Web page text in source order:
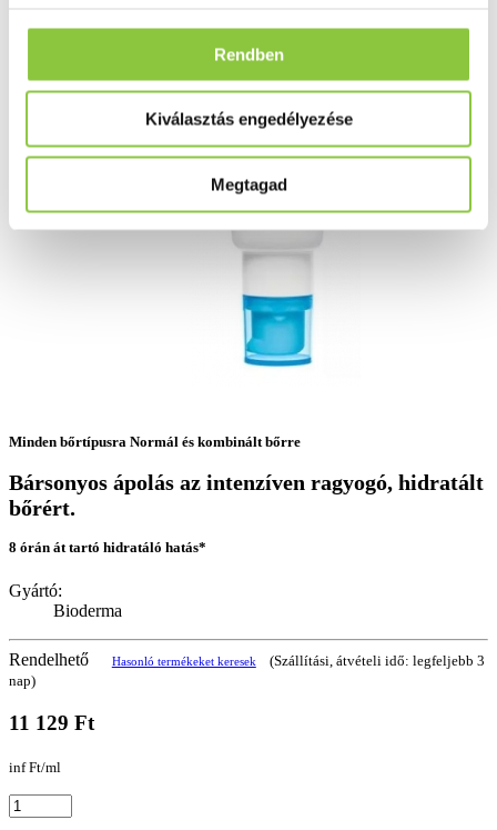
Rendben
Kiválasztás engedélyezése
Megtagad
Minden bőrtípusra Normál és kombinált bőrre
Bársonyos ápolás az intenzíven ragyogó, hidratált
bőrért.
8 órán át tartó hidratáló hatás*
Gyártó:
Bioderma
Rendelhető Hasonló termékeket keresek
(Szállítási, átvételi idő: legfeljebb 3
nap)
11 129 Ft
inf Ft/ml